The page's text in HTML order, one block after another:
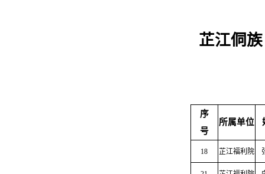
芷江侗
序
号
所属单位
18 芷江福利院